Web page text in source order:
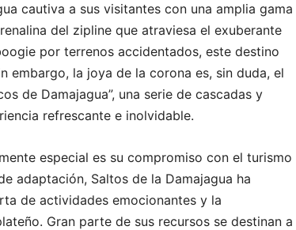
cautiva a sus visitantes con una amplia gama
del zipline que atraviesa el exuberante
por terrenos accidentados, este destino
embargo, la joya de la corona es, sin duda, el
de Damajagua”, una serie de cascadas y
refrescante e inolvidable.
especial es su compromiso con el turismo
adaptación, Saltos de la Damajagua ha
de actividades emocionantes y la
Gran parte de sus recursos se destinan a